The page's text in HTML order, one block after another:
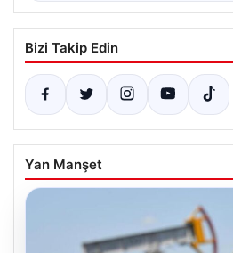
Bizi Takip Edin
Yan Manşet